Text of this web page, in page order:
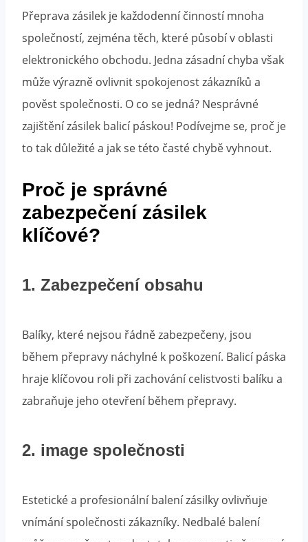
Přeprava zásilek je každodenní činností mnoha
společností, zejména těch, které působí v oblasti
elektronického obchodu. Jedna zásadní chyba však
může výrazně ovlivnit spokojenost zákazníků a
pověst společnosti. O co se jedná? Nesprávné
zajištění zásilek balicí páskou! Podívejme se, proč je
to tak důležité a jak se této časté chybě vyhnout.
Proč je správné
zabezpečení zásilek
klíčové?
1. Zabezpečení obsahu
Balíky, které nejsou řádně zabezpečeny, jsou
během přepravy náchylné k poškození. Balicí páska
hraje klíčovou roli při zachování celistvosti balíku a
zabraňuje jeho otevření během přepravy.
2. image společnosti
Estetické a profesionální balení zásilky ovlivňuje
vnímání společnosti zákazníky. Nedbalé balení